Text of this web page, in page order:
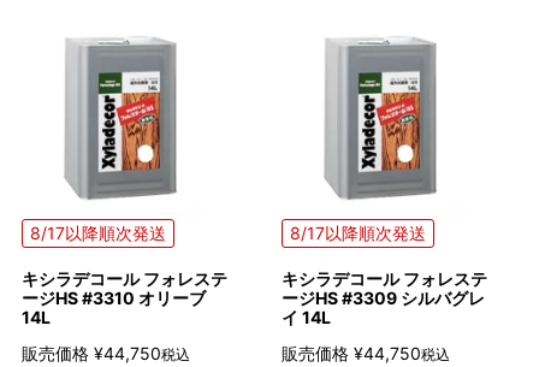
8/17以降順次発送
キシラデコール フォレステ
ージHS #3310 オリーブ
14L
販売価格 ¥44,750税込
8/17以降順次発送
キシラデコール フォレステ
ージHS #3309 シルバグレ
イ 14L
販売価格 ¥44,750税込